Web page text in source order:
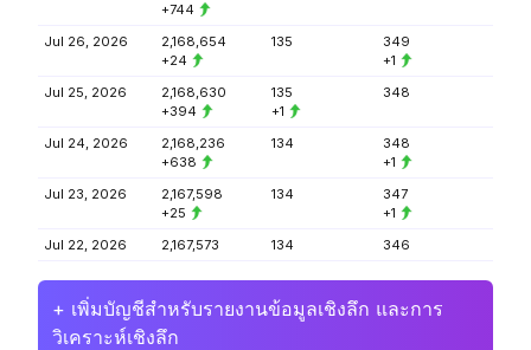
+744
Jul 26, 2026
2,168,654
+24
135
349
+1
Jul 25, 2026
2,168,630
+394
135
+1
348
Jul 24, 2026
2,168,236
+638
134
348
+1
Jul 23, 2026
2,167,598
+25
134
347
+1
Jul 22, 2026
2,167,573 134 346
+ เพิ่มบัญชีสำหรับรายงานข้อมูลเชิงลึก และการ
วิเคราะห์เชิงลึก